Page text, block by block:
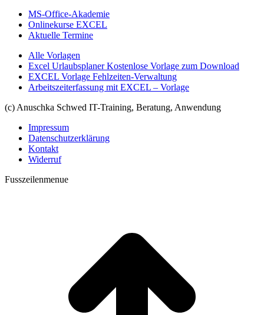
MS-Office-Akademie
Onlinekurse EXCEL
Aktuelle Termine
Alle Vorlagen
Excel Urlaubsplaner Kostenlose Vorlage zum Download
EXCEL Vorlage Fehlzeiten-Verwaltung
Arbeitszeiterfassung mit EXCEL – Vorlage
(c) Anuschka Schwed IT-Training, Beratung, Anwendung
Impressum
Datenschutzerklärung
Kontakt
Widerruf
Fusszeilenmenue